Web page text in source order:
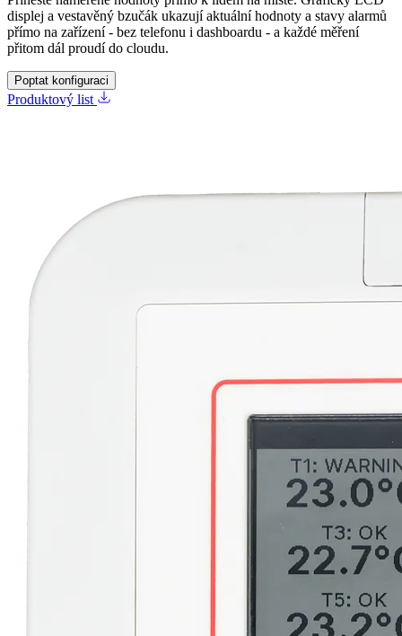
displej a vestavěný bzučák ukazují aktuální hodnoty a stavy alarmů
přímo na zařízení - bez telefonu i dashboardu - a každé měření
přitom dál proudí do cloudu.
Poptat konfiguraci
Produktový list